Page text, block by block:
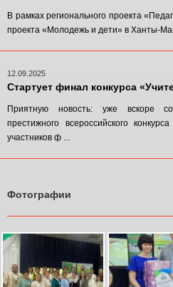
В рамках регионального проекта
проекта «Молодежь и дети» в Ханты-
12.09.2025
Стартует финал конкурса
Приятную новость: уже вскоре
престижного всероссийского
участников ф ...
Фотографии